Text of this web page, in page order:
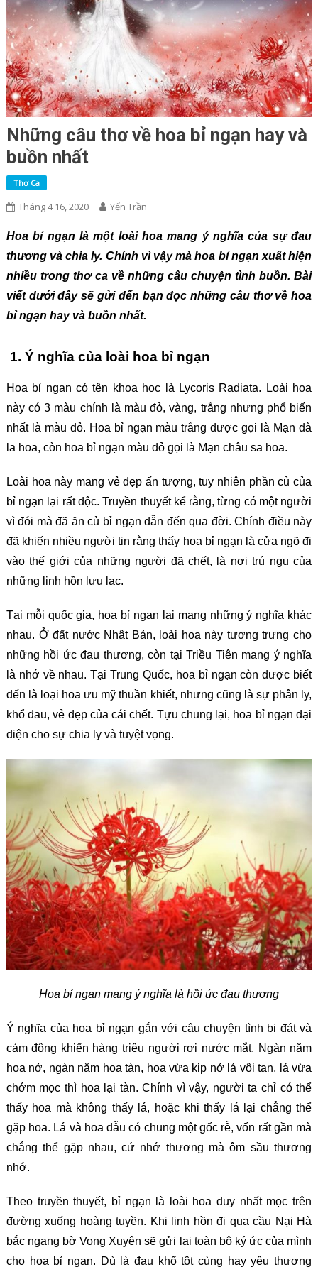
Những câu thơ về hoa bỉ ngạn hay và
buồn nhất
Thơ Ca
Tháng 4 16, 2020 Yến Trần
Hoa bỉ ngạn là một loài hoa mang ý nghĩa của sự đau
thương và chia ly. Chính vì vậy mà hoa bỉ ngạn xuất hiện
nhiều trong thơ ca về những câu chuyện tình buồn. Bài
viết dưới đây sẽ gửi đến bạn đọc những câu thơ về hoa
bỉ ngạn hay và buồn nhất.
1. Ý nghĩa của loài hoa bỉ ngạn
Hoa bỉ ngạn có tên khoa học là Lycoris Radiata. Loài hoa
này có 3 màu chính là màu đỏ, vàng, trắng nhưng phổ biến
nhất là màu đỏ. Hoa bỉ ngạn màu trắng được gọi là Mạn đà
la hoa, còn hoa bỉ ngạn màu đỏ gọi là Mạn châu sa hoa.
Loài hoa này mang vẻ đẹp ấn tượng, tuy nhiên phần củ của
bỉ ngạn lại rất độc. Truyền thuyết kể rằng, từng có một người
vì đói mà đã ăn củ bỉ ngạn dẫn đến qua đời. Chính điều này
đã khiến nhiều người tin rằng thấy hoa bỉ ngạn là cửa ngõ đi
vào thế giới của những người đã chết, là nơi trú ngụ của
những linh hồn lưu lạc.
Tại mỗi quốc gia, hoa bỉ ngạn lại mang những ý nghĩa khác
nhau. Ở đất nước Nhật Bản, loài hoa này tượng trưng cho
những hồi ức đau thương, còn tại Triều Tiên mang ý nghĩa
là nhớ về nhau. Tại Trung Quốc, hoa bỉ ngạn còn được biết
đến là loại hoa ưu mỹ thuần khiết, nhưng cũng là sự phân ly,
khổ đau, vẻ đẹp của cái chết. Tựu chung lại, hoa bỉ ngạn đại
diện cho sự chia ly và tuyệt vọng.
Hoa bỉ ngạn mang ý nghĩa là hồi ức đau thương
Ý nghĩa của hoa bỉ ngạn gắn với câu chuyện tình bi đát và
cảm động khiến hàng triệu người rơi nước mắt. Ngàn năm
hoa nở, ngàn năm hoa tàn, hoa vừa kịp nở lá vội tan, lá vừa
chớm mọc thì hoa lại tàn. Chính vì vậy, người ta chỉ có thể
thấy hoa mà không thấy lá, hoặc khi thấy lá lại chẳng thể
gặp hoa. Lá và hoa dẫu có chung một gốc rễ, vốn rất gần mà
chẳng thể gặp nhau, cứ nhớ thương mà ôm sầu thương
nhớ.
Theo truyền thuyết, bỉ ngạn là loài hoa duy nhất mọc trên
đường xuống hoàng tuyền. Khi linh hồn đi qua cầu Nại Hà
bắc ngang bờ Vong Xuyên sẽ gửi lại toàn bộ ký ức của mình
cho hoa bỉ ngạn. Dù là đau khổ tột cùng hay yêu thương